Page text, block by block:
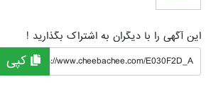
این آگهی را با دیگران به اشتراک بگذارید !
https://www.cheebachee.com/E030F2D_Aکپی